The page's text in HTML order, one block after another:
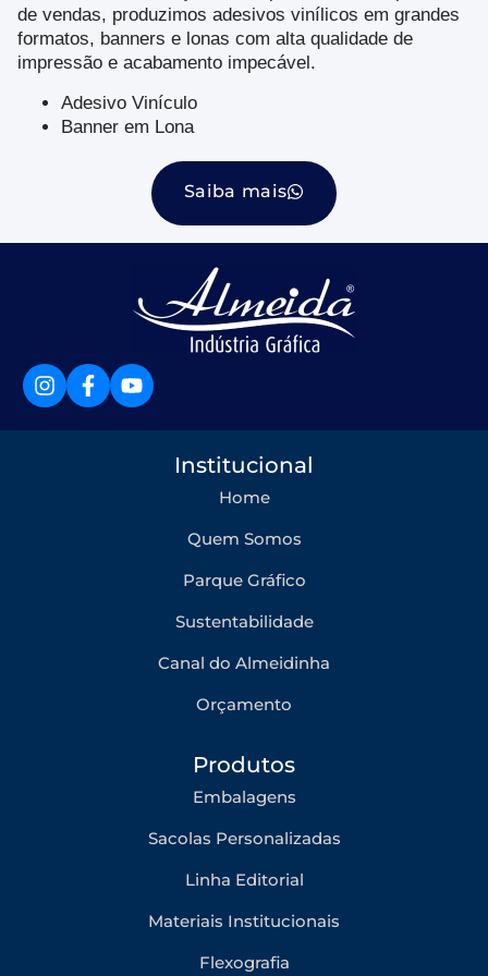
de vendas, produzimos adesivos vinílicos em grandes
formatos, banners e lonas com alta qualidade de
impressão e acabamento impecável.
Adesivo Vinículo
Banner em Lona
Saiba mais
Institucional
Home
Quem Somos
Parque Gráfico
Sustentabilidade
Canal do Almeidinha
Orçamento
Produtos
Embalagens
Sacolas Personalizadas
Linha Editorial
Materiais Institucionais
Flexografia